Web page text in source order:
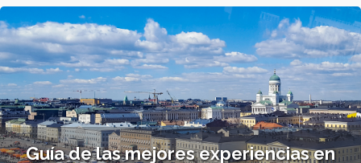
Guía de las mejores experiencias en